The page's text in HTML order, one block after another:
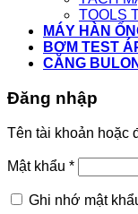
TOOLS
MÁY HÀN
BƠM TEST
CĂNG
Đăng nhập
Tên tài khoản hoặc
Mật khẩu *
Ghi nhớ mật